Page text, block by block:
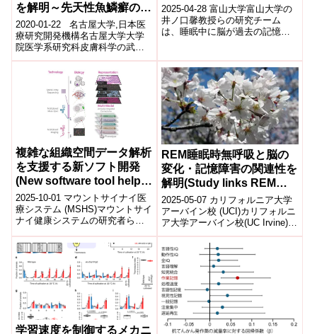
を解明～先天性魚鱗癬の治
療薬の新規開発に期待～
2020-01-22 名古屋大学,日本医
療研究開発機構名古屋大学大学
院医学系研究科皮膚科学の武市
拓也講師、秋山真志教授、
Department of Phar...
2025-04-28 富山大学富山大学の
井ノ口馨教授らの研究チーム
は、睡眠中に脳が過去の記憶を
胞」を形成...
複雑な組織空間データ解析
を支援する新ソフト開発
(New software tool helps
analyze complex spatial
tissue data)
2025-10-01 マウントサイナイ医
療システム (MSHS)マウントサイ
ナイ健康システムの研究者ら
率化するオープンソースソフト
ウ...
REM睡眠時無呼吸と脳の
変化・記憶障害の関連性を
解明(Study links REM
sleep apnea to brain
changes, memory loss in
older adults)
2025-05-07 カリフォルニア大学
アーバイン校 (UCI)カリフォルニ
ア大学アーバイン校(UC Irvine)の
研究チームは、レム睡眠時の閉
塞性睡眠時無呼...
学習速度を制御するメカニ